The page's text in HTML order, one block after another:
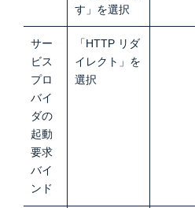
す」を選択
サー
ビス
プロ
バイ
ダの
起動
要求
バイ
ンド
「HTTP リダ
イレクト」を
選択